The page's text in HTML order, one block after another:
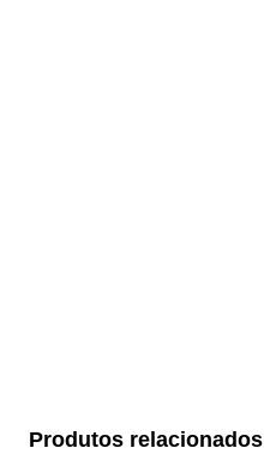
Produtos relacionados